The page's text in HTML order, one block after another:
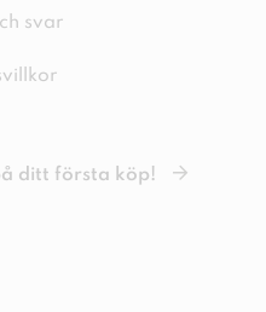
svar
ditt första köp!